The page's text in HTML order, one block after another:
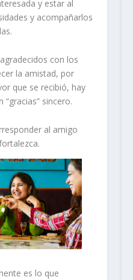
y estar al
y acompañarlos
con los
la amistad, por
que se recibió, hay
sincero.
al amigo
es lo que